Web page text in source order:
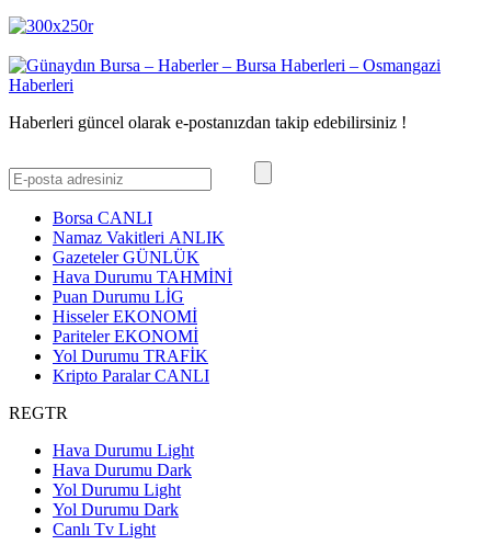
Haberleri güncel olarak e-postanızdan takip edebilirsiniz !
Borsa CANLI
Namaz Vakitleri ANLIK
GazetelerGÜNLÜK
Hava Durumu TAHMİNİ
Puan Durumu LİG
HisselerEKONOMİ
ParitelerEKONOMİ
Yol Durumu TRAFİK
Kripto ParalarCANLI
REGTR
Hava Durumu Light
Hava Durumu Dark
Yol Durumu Light
Yol Durumu Dark
Canlı Tv Light